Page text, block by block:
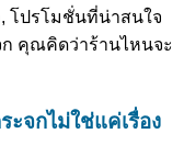
โปรโมชั่นที่น่าสนใจ
คุณคิดว่าร้านไหนจะ
ะจกไม่ใช่แค่เรื่อง